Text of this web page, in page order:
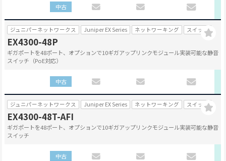
中古
ジュニパーネットワークス Juniper EX Series ネットワーキング スイッチ
EX4300-48P
ギガポートを48ポート、オプションで10ギガアップリンクモジュール実装可能な静音
スイッチ（PoE対応）
中古
ジュニパーネットワークス Juniper EX Series ネットワーキング スイッチ
EX4300-48T-AFI
ギガポートを48ポート、オプションで10ギガアップリンクモジュール実装可能な静音
スイッチ
中古